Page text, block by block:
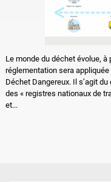
Le monde du déchet évolue,
réglementation sera
Déchet Dangereux. Il s’agit
des « registres nationaux de
et...